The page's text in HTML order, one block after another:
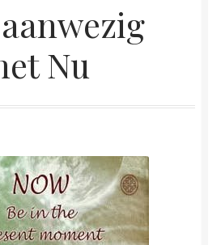
veranderende tijd
gevoeligheid
bent
©Mieke
Nu